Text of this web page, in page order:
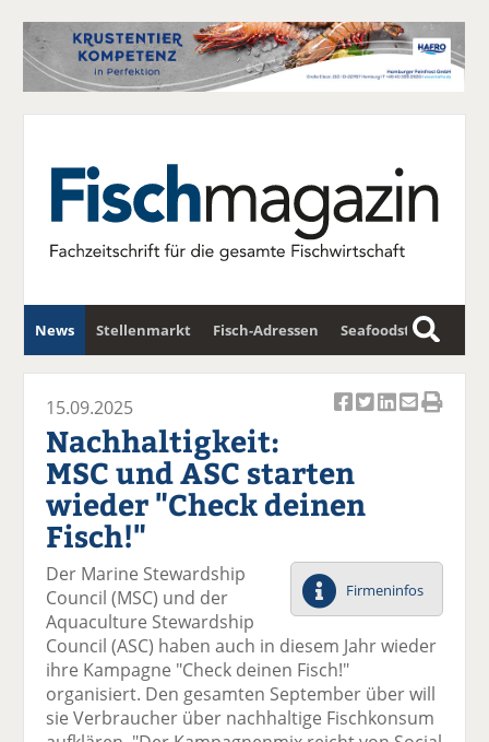
News Stellenmarkt Fisch-Adressen Seafoodstar
Fischwirtschafts-Gipfel Newsletter
S
u
c
k
el
a
F
ac
e
b
o
o
k
el
t
tt
er
n
Li
n
k
e
n
te
E
m
ai
l
er
se
ck
e
n
15.09.2025
Nachhaltigkeit:
MSC und ASC starten
wieder "Check deinen
Fisch!"
Firmeninfos
Der Marine Stewardship
Council (MSC) und der
Aquaculture Stewardship
Council (ASC) haben auch in diesem Jahr wieder
ihre Kampagne "Check deinen Fisch!"
organisiert. Den gesamten September über will
sie Verbraucher über nachhaltige Fischkonsum